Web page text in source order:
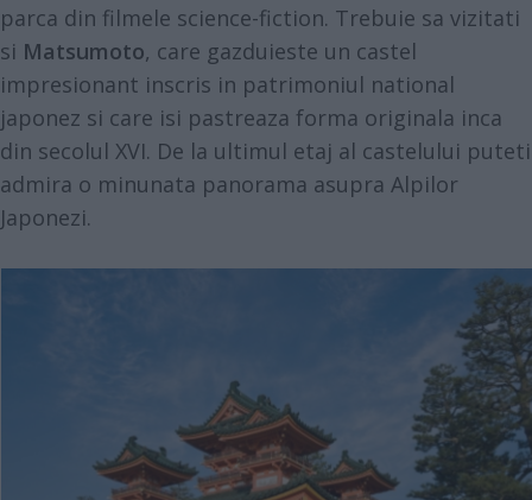
parca din filmele science-fiction. Trebuie sa vizitati
si Matsumoto, care gazduieste un castel
impresionant inscris in patrimoniul national
japonez si care isi pastreaza forma originala inca
din secolul XVI. De la ultimul etaj al castelului puteti
admira o minunata panorama asupra Alpilor
Japonezi.